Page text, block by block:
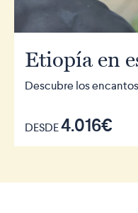
Etiopía en
Descubre los
DESDE4.016€